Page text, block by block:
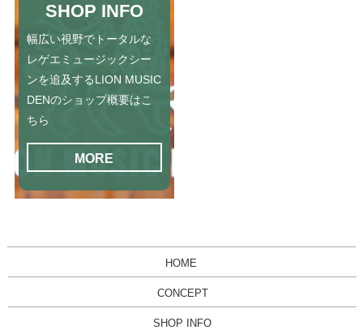
SHOP INFO
幅広い視野でトータルな
レゲエミュージックシー
ンを追及するLION MUSIC
DENのショップ概要はこ
ちら
MORE
HOME
CONCEPT
SHOP INFO